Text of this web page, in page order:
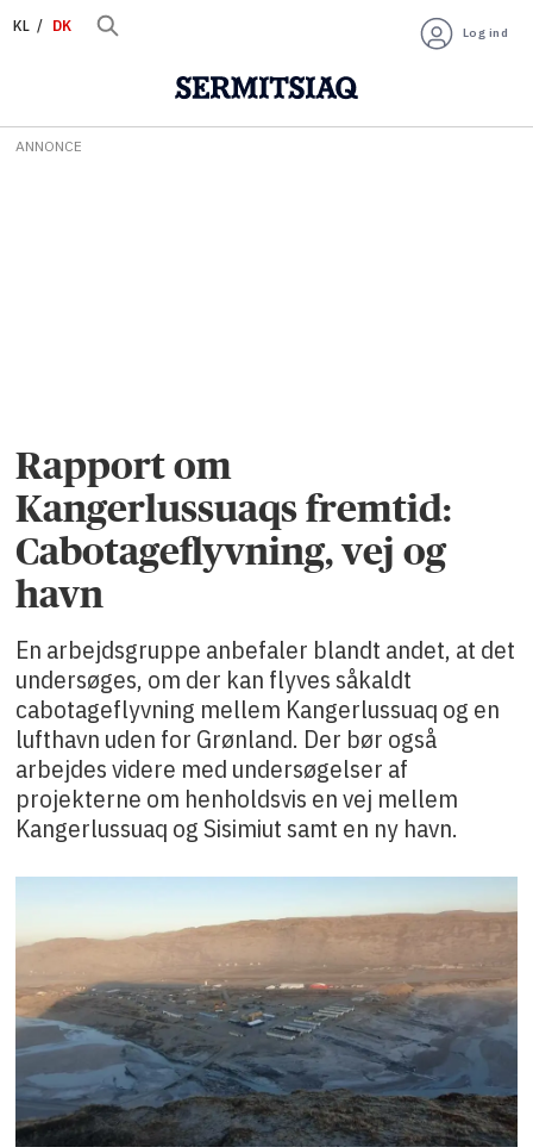
KL DK Log ind
ANNONCE
Rapport om
Kangerlussuaqs fremtid:
Cabotageflyvning, vej og
havn
En arbejdsgruppe anbefaler blandt andet, at det
undersøges, om der kan flyves såkaldt
cabotageflyvning mellem Kangerlussuaq og en
lufthavn uden for Grønland. Der bør også
arbejdes videre med undersøgelser af
projekterne om henholdsvis en vej mellem
Kangerlussuaq og Sisimiut samt en ny havn.